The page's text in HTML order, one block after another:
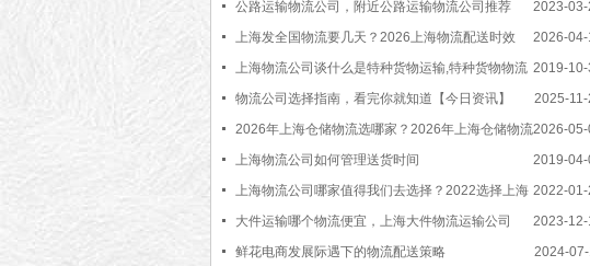
费详情【最新更新】
2023-03-
公路运输物流公司，附近公路运输物流公司推荐
【2023更新推荐】
2026-04-
上海发全国物流要几天？2026上海物流配送时效
【最新更新】
2019-
上海物流公司谈什么是特种货物运输,特种货物物流
运输的特点
2025-11-
物流公司选择指南，看完你就知道【今日资讯】
2026-05-
2026年上海仓储物流选哪家？2026年上海仓储物流
公司推荐【最新更新】
2019-04-
上海物流公司如何管理送货时间
2022-01-
上海物流公司哪家值得我们去选择？2022选择上海
物流公司的标准【行业百科】
2023-12-
大件运输哪个物流便宜，上海大件物流运输公司
2024-07-
鲜花电商发展际遇下的物流配送策略